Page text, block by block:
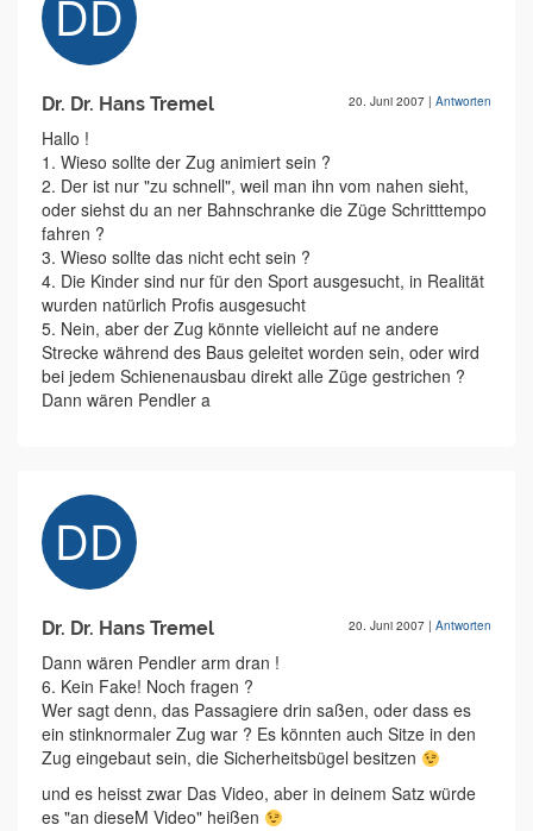
Dr. Dr. Hans Tremel 20. Juni 2007 | Antworten
Hallo !
1. Wieso sollte der Zug animiert sein ?
2. Der ist nur "zu schnell", weil man ihn vom nahen sieht,
oder siehst du an ner Bahnschranke die Züge Schritttempo
fahren ?
3. Wieso sollte das nicht echt sein ?
4. Die Kinder sind nur für den Sport ausgesucht, in Realität
wurden natürlich Profis ausgesucht
5. Nein, aber der Zug könnte vielleicht auf ne andere
Strecke während des Baus geleitet worden sein, oder wird
bei jedem Schienenausbau direkt alle Züge gestrichen ?
Dann wären Pendler a
Dr. Dr. Hans Tremel 20. Juni 2007 | Antworten
Dann wären Pendler arm dran !
6. Kein Fake! Noch fragen ?
Wer sagt denn, das Passagiere drin saßen, oder dass es
ein stinknormaler Zug war ? Es könnten auch Sitze in den
Zug eingebaut sein, die Sicherheitsbügel besitzen
und es heisst zwar Das Video, aber in deinem Satz würde
es "an dieseM Video" heißen